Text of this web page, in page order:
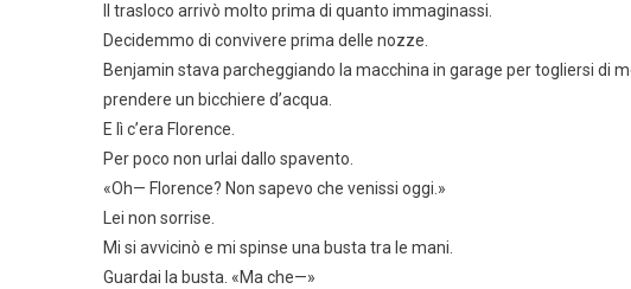
Il trasloco arrivò molto prima di quanto immaginassi.
Decidemmo di convivere prima delle nozze.
Benjamin stava parcheggiando la macchina in garage per togliersi di
prendere un bicchiere d’acqua.
E lì c’era Florence.
Per poco non urlai dallo spavento.
«Oh— Florence? Non sapevo che venissi oggi.»
Lei non sorrise.
Mi si avvicinò e mi spinse una busta tra le mani.
Guardai la busta. «Ma che—»